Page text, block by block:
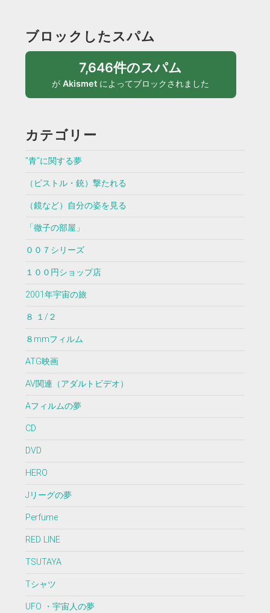
ブロックしたスパム
7,646件のスパム
がAkismet によってブロックされました
カテゴリー
”青”に関する夢
（ピストル・銃）撃たれる
（鏡など）自分の姿を見る
「徹子の部屋」
００７シリーズ
１００円ショップ店
2001年宇宙の旅
８ １/２
８mmフィルム
ATG映画
AV関連（アダルトビデオ）
Aフィルムの夢
CD
DVD
HERO
Jリーグの夢
Perfume
RED LINE
TSUTAYA
Tシャツ
UFO ・宇宙人の夢